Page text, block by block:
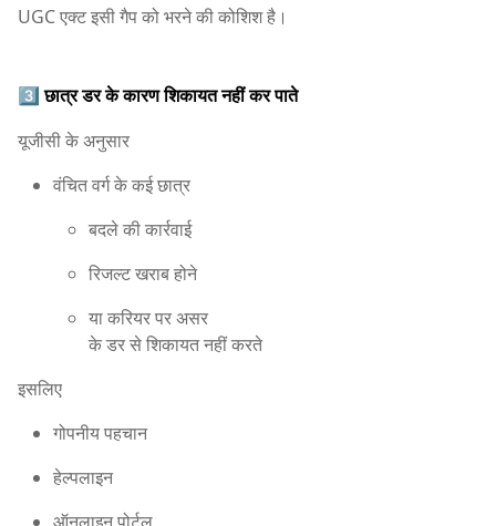
UGC एक्ट इसी गैप को भरने की कोशिश है।
3️⃣छात्र डर के कारण शिकायत नहीं कर पाते
यूजीसी के अनुसार
वंचित वर्ग के कई छात्र
बदले की कार्रवाई
रिजल्ट खराब होने
या करियर पर असर
के डर से शिकायत नहीं करते
इसलिए
गोपनीय पहचान
हेल्पलाइन